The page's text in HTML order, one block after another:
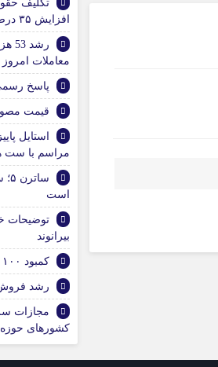
افزایش ۳۵ درصدی در راه است
معاملات امروز
پاسخ رسمی
قیمت مصوب سبوس
استایل
مراسم با
است
توضیحات
بیرانوند
کمبود ۱۰۰ هزار پرستار در کشور
رشد فروش
مجازات
کشورهای